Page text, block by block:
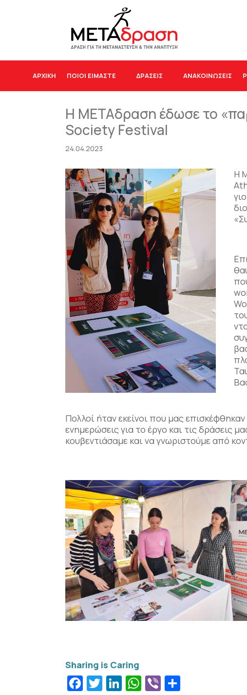
ΑΡΧΙΚΉ ΠΟΙΟΙ ΕΙΜΑΣΤΕ ΔΡΆΣΕΙΣ ΑΝΑΚΟΙΝΩΣΕΙΣ
Η ΜΕΤΑδραση έδωσε το
Society Festival
24.04.2023
Η
Πολλοί ήταν εκείνοι που μας
ενημερώσεις για το έργο και τις δράσεις
κουβεντιάσαμε και να γνωριστούμε από
Facebook
Twitter
LinkedIn
WhatsApp
Viber